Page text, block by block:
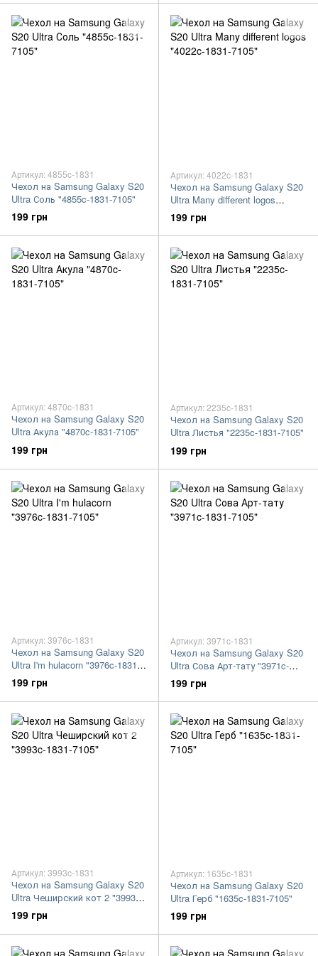
Артикул: 4855c-1831
Чехол на Samsung Galaxy S20
Ultra Соль "4855c-1831-7105"
199 грн
Артикул: 4022c-1831
Чехол на Samsung Galaxy S20
Ultra Many different logos
"4022c-1831-7105"
199 грн
Артикул: 4870c-1831
Чехол на Samsung Galaxy S20
Ultra Акула "4870c-1831-7105"
199 грн
Артикул: 2235c-1831
Чехол на Samsung Galaxy S20
Ultra Листья "2235c-1831-7105"
199 грн
Артикул: 3976c-1831
Чехол на Samsung Galaxy S20
Ultra I'm hulacorn "3976c-1831-
7105"
199 грн
Артикул: 3971c-1831
Чехол на Samsung Galaxy S20
Ultra Сова Арт-тату "3971c-
1831-7105"
199 грн
Артикул: 3993c-1831
Чехол на Samsung Galaxy S20
Ultra Чеширский кот 2 "3993c-
1831-7105"
199 грн
Артикул: 1635c-1831
Чехол на Samsung Galaxy S20
Ultra Герб "1635c-1831-7105"
199 грн